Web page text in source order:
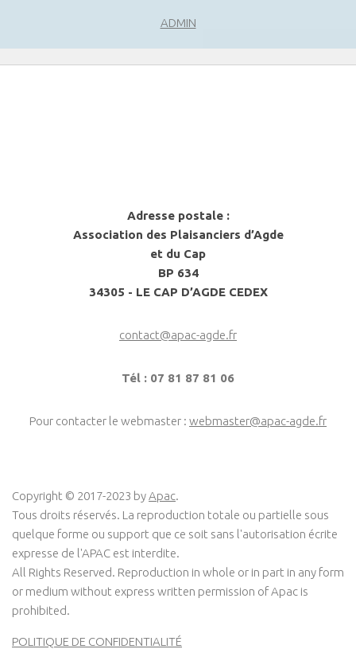
ADMIN
Adresse postale :
Association des Plaisanciers d’Agde
et du Cap
BP 634
34305 - LE CAP D’AGDE CEDEX
contact@apac-agde.fr
Tél : 07 81 87 81 06
Pour contacter le webmaster : webmaster@apac-agde.fr
Copyright © 2017-2023 byApac.
Tous droits réservés. La reproduction totale ou partielle sous
quelque forme ou support que ce soit sans l'autorisation écrite
expresse de l'APAC est interdite.
All Rights Reserved. Reproduction in whole or in part in any form
or medium without express written permission of Apac is
prohibited.
POLITIQUE DE CONFIDENTIALITÉ